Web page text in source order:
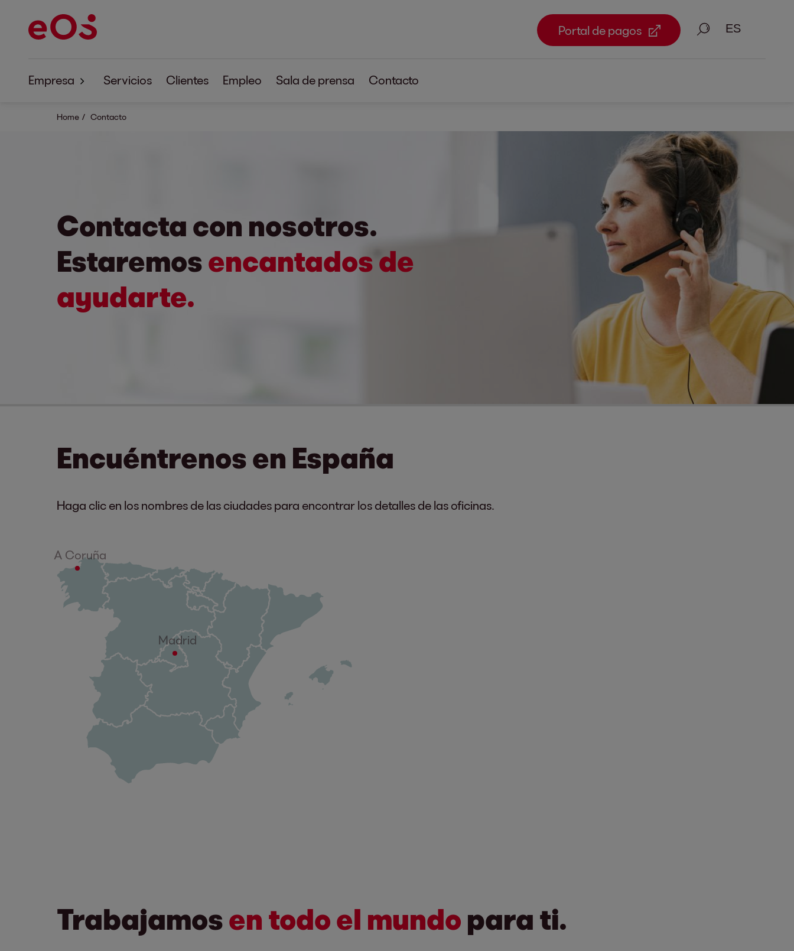
Portal de pagos Busque en
Empresa
Sobre EOS
Servicios Clientes Empleo Sala de prensa Contacto
Home Contacto
Contacta con nosotros.
Estaremosencantados de
ayudarte.
Encuéntrenos en España
Haga clic en los nombres de las ciudades para encontrar los detalles de las oficinas.
Trabajamosen todo el mundo para ti.